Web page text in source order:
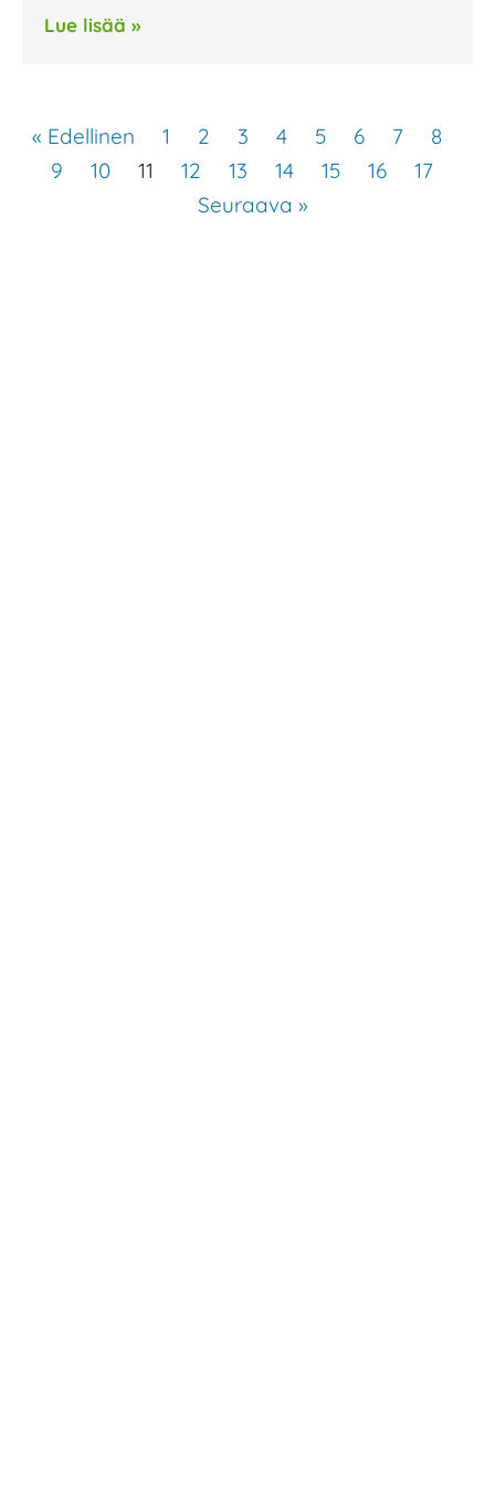
Lue lisää »
« Edellinen 1 2 3 4 5 6 7
8
9
10 11 12 13 14 15 16
17
Seuraava »